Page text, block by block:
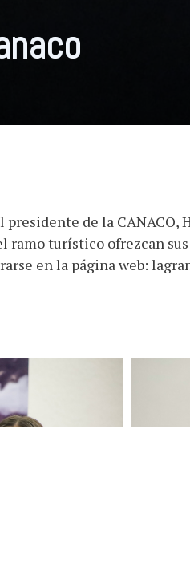
de la CANACO,
ramo turístico ofrezcan
en la página web: